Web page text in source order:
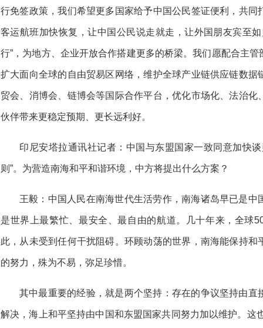
行免签政策，我们希望更多国家给予中国公民签证便利，共
客运航班加快恢复，让中国公民说走就走，让外国朋友宾至
行”，为地方、企业开放合作搭建更多的桥梁。我们愿配合主
扩大面向全球的自由贸易区网络，维护全球产业链供应链数
贸会、消博会、链博会等国际合作平台，优化市场化、法治
伙伴带来更稳定预期、更长远利好。
印尼安塔拉通讯社记者：中国与东盟国家一致同意加快
则”。为营造南海和平和谐环境，中方将提出什么方案？
王毅：中国人民在南海世代生活劳作，南海诸岛早已是
是世界上最繁忙、最安全、最自由的航道。几十年来，全球
此，从未受到任何干扰阻碍。环顾动荡的世界，南海能保持
的努力，殊为不易，弥足珍惜。
其中最重要的经验，就是两个坚持：存在的争议坚持由
解决，海上和平坚持由中国和东盟国家共同努力加以维护。这